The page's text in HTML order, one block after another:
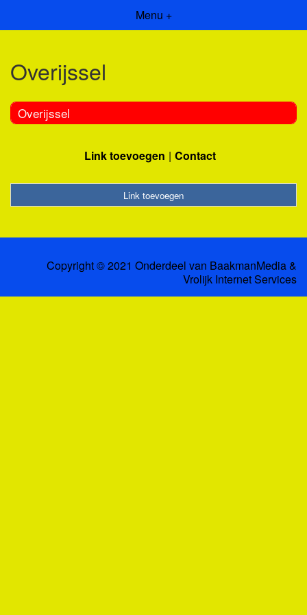
Menu +
Overijssel
Overijssel
Link toevoegen Contact
Link toevoegen
Copyright © 2021 Onderdeel van BaakmanMedia&
Vrolijk Internet Services